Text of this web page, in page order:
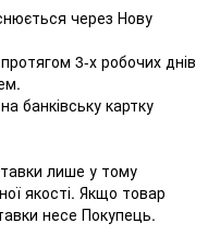
через Нову
3-х робочих днів
банківську картку
лише у тому
якості. Якщо товар
несе Покупець.